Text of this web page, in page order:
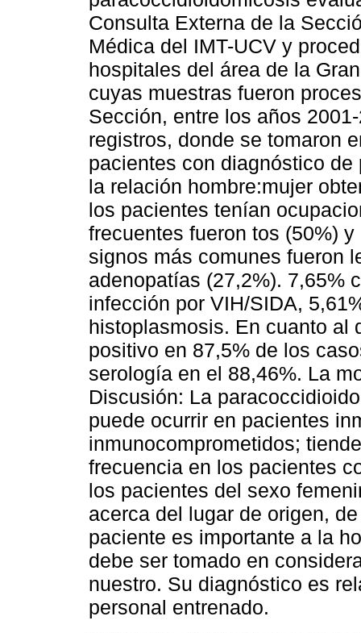
Consulta Externa de la
Médica del IMT-UCV y
hospitales del área de la
cuyas muestras fueron
Sección, entre los años
registros, donde se tomaron
pacientes con diagnóstico
la relación hombre:mujer
los pacientes tenían
frecuentes fueron tos (50%)
signos más comunes fueron
adenopatías (27,2%). 7,65%
infección por VIH/SIDA,
histoplasmosis. En cuanto al
positivo en 87,5% de los
serología en el 88,46%. La
Discusión: La
puede ocurrir en pacientes
inmunocomprometidos;
frecuencia en los pacientes
los pacientes del sexo
acerca del lugar de origen,
paciente es importante a la
debe ser tomado en
nuestro. Su diagnóstico es
personal entrenado.